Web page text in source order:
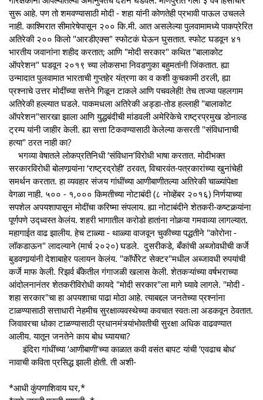
सुरू आहे. पण तो शमवण्यासाठी मोदी - शहा यांनी कोणतेही प्रभावी पाऊल उचलले
नाही. काश्मिरात सीमारेषेपासून २०० कि.मी. आत असलेल्या पुलवामामध्ये पाकप्रेरित
अतिरेकी २०० किलो "आरडीएक्स" स्फोटकं घेऊन घुसतात. स्फोट घडवून ४१
भारतीय जवानांना शहीद करतात; आणि "मोदी सरकार" कथित "बालाकोट
ऑपरेशन" घडवून २०१९ च्या लोकसभा निवडणुका बहुमतांनी जिंकतात. ह्या
उन्मादात पुलवामात भारताची गुप्तहेर यंत्रणा का व कशी कुचकामी ठरली, ह्या
प्रश्नाचे उत्तर मोदींच्या सत्तेने गिळून टाकले आणि पचवलेही! तेच ताज्या पहलगाम
अतिरेकी हल्ल्यात घडले. पाकमधला अतिरेकी अड्डा-तोड हल्लाही "बालाकोट
ऑपरेशन"सारखा झाला आणि युद्धबंदीची मांडवली अमेरिकेचे राष्ट्रप्रमुख डोनाल्ड
ट्रम्प यांनी जाहीर केली. ह्या सत्ता टिकवण्यासाठी केलेल्या कसरती "संविधानाची
हत्या" ठरत नाही का?
भगव्या वेषातले लोकप्रतिनिधी ‘संविधान’विरोधी भाषा करतात. मोदीभक्त
सरकारविरोधी बोलणार्‍यांना ‘राष्ट्रद्रोही’ ठरवत, विचारवंत-पत्रकारांच्या खुनांचेही
समर्थन करतात. हा व्यवहार संजय गांधींच्या आणीबाणीतल्या अतिरेकी चाळ्यांपेक्षा
वेगळा नाही. ५०० - १,००० किमतीच्या नोटाबंदी (८ नोव्हेंबर २०१६) निर्णयाच्या
सपशेल अपयशापासून मोदींचा करिष्मा संपलाय. ह्या नोटाबंदीने शेतकरी-कष्टकर्‍यांना
पूर्णपणे उद्ध्वस्त केलंय. शहरी भागातील करोडो हातांना नोकर्‍या गमवाव्या लागल्यात.
महागाईत वाढ झालीय. हेच टाळ्या - थाळ्या वाजवून चुकीच्या पद्धतीने "कोरोना -
लॉकडाऊन" लादल्याने (मार्च २०२०) घडले. दुसरीकडे, बँकांची अब्जोवधीची कर्जे
बुडवणार्‍यांनी देशाबाहेर पलायन केलंय. "कॉर्पोरेट सेक्टर"मधील अब्जावधी रुपयांची
कर्जे माफ केली. रिझर्व बँकेतील गंगाजळी खलास केली. शेतकऱ्यांच्या वर्षभराच्या
आंदोलनानंतर शेतकरीविरोधी कायदे "मोदी सरकार"ला मागे घ्यावे लागले. "मोदी -
शहा सरकार"चा हा अपयशाचा पाढा मोठा आहे. त्याबद्दल जनतेच्या प्रश्नांना
टाळण्यासाठी सत्ताधारी नेहमीच सुरक्षाव्यवस्थेच्या कवचात स्वतःला अडकवून ठेवतात.
जिवावरचा धोका टाळण्यासाठी प्रधानमंत्र्यांभोवतीची सुरक्षा अधिक वाढवण्यात
आलीय. यातून जनतेने काय बोध घ्यायचा?
इंदिरा गांधींच्या ‘आणीबाणी’च्या काळात कवी वसंत बापट यांची ‘एवढाच बोध’
नावाची कविता प्रसिद्ध झाली होती. ती अशी-
*आधी कुंपणाशिवाय घर,*